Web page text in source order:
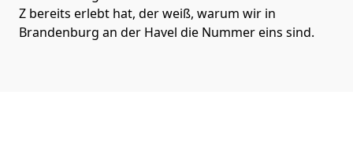
Z bereits erlebt hat, der weiß, warum wir in
Brandenburg an der Havel die Nummer eins sind.